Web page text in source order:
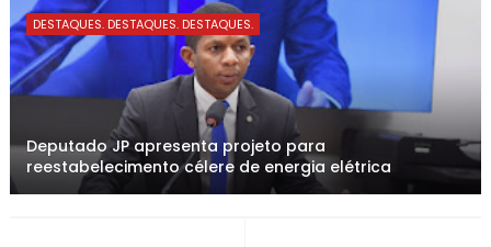
DESTAQUES. DESTAQUES. DESTAQUES.
Deputado JP apresenta projeto para
reestabelecimento célere de energia elétrica